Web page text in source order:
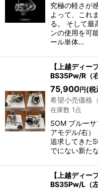
究極の軽さが
よって、これ
る。 そして最
ンの使用を可
ール単体…
【上越ディ
BS35Pw/R（
75,900円(税
希望小売価格
在庫数 1点
SOM ブルー
アモデル/右）
追求してきた
でにない新た
【上越ディ
BS35Pw/L（左